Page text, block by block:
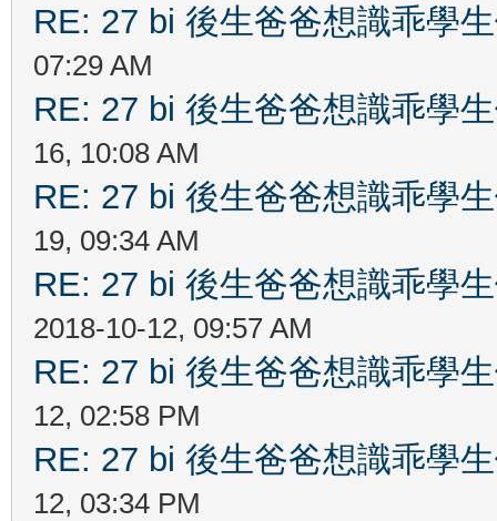
RE: 27 bi 後生爸爸想識乖學
07:29 AM
RE: 27 bi 後生爸爸想識乖學
16, 10:08 AM
RE: 27 bi 後生爸爸想識乖學
19, 09:34 AM
RE: 27 bi 後生爸爸想識乖學
2018-10-12, 09:57 AM
RE: 27 bi 後生爸爸想識乖學
12, 02:58 PM
RE: 27 bi 後生爸爸想識乖學
12, 03:34 PM